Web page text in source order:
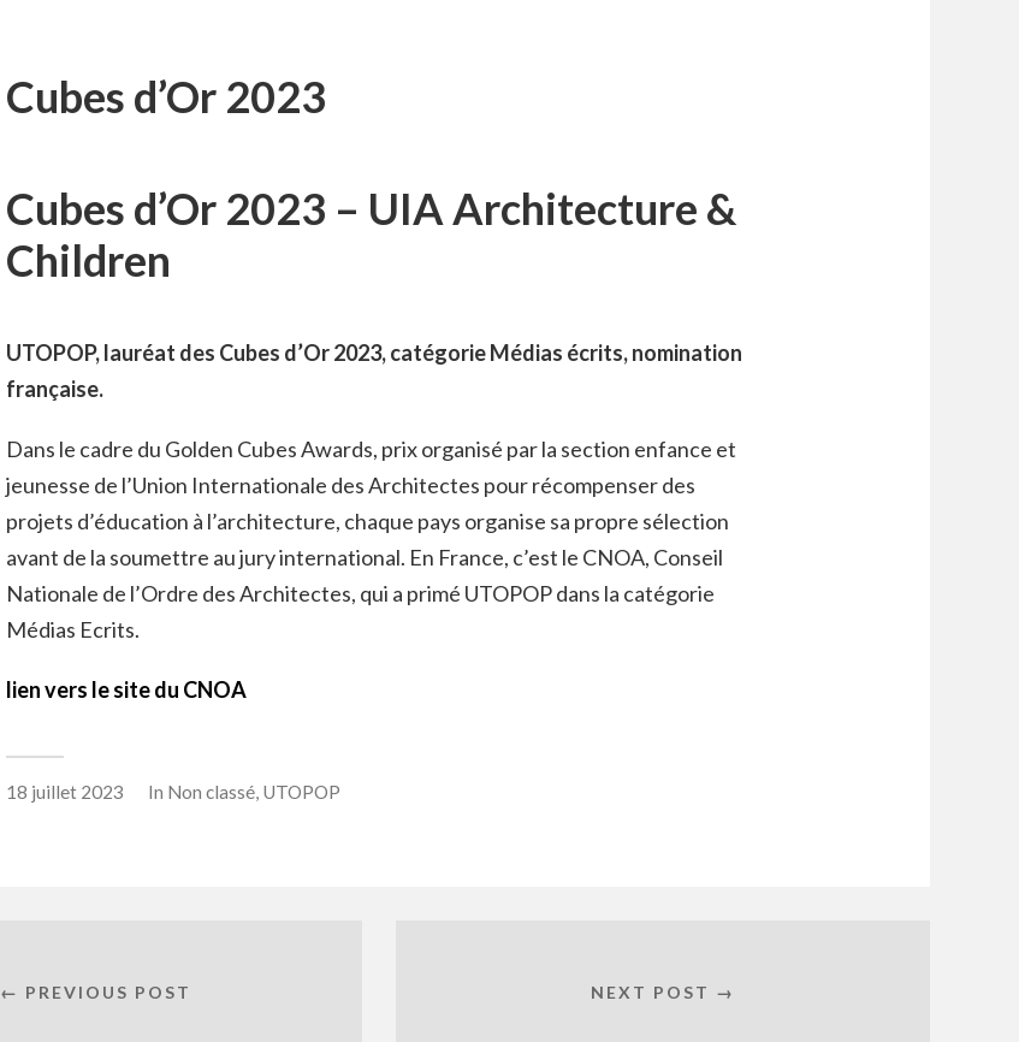
Cubes d’Or 2023
Cubes d’Or 2023 – UIA Architecture &
Children
UTOPOP, lauréat des Cubes d’Or 2023, catégorie Médias écrits, nomination
française.
Dans le cadre du Golden Cubes Awards, prix organisé par la section enfance et
jeunesse de l’Union Internationale des Architectes pour récompenser des
projets d’éducation à l’architecture, chaque pays organise sa propre sélection
avant de la soumettre au jury international. En France, c’est le CNOA, Conseil
Nationale de l’Ordre des Architectes, qui a primé UTOPOP dans la catégorie
Médias Ecrits.
lien vers le site du CNOA
18 juillet 2023 In Non classé, UTOPOP
← PREVIOUS POST NEXT POST →